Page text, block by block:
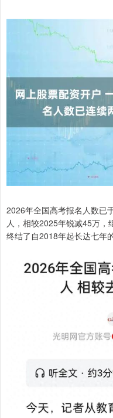
2026年全国高考报名人数已
人，相较2025年锐减45万，
终结了自2018年起长达七年